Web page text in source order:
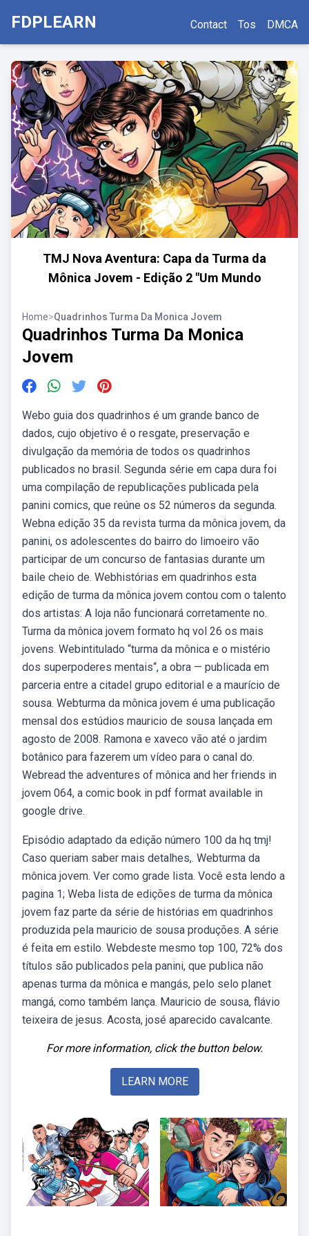
FDPLEARN Contact Tos DMCA
TMJ Nova Aventura: Capa da Turma da
Mônica Jovem - Edição 2 "Um Mundo
Home>Quadrinhos Turma Da Monica Jovem
Quadrinhos Turma Da Monica
Jovem
Webo guia dos quadrinhos é um grande banco de
dados, cujo objetivo é o resgate, preservação e
divulgação da memória de todos os quadrinhos
publicados no brasil. Segunda série em capa dura foi
uma compilação de republicações publicada pela
panini comics, que reúne os 52 números da segunda.
Webna edição 35 da revista turma da mônica jovem, da
panini, os adolescentes do bairro do limoeiro vão
participar de um concurso de fantasias durante um
baile cheio de. Webhistórias em quadrinhos esta
edição de turma da mônica jovem contou com o talento
dos artistas: A loja não funcionará corretamente no.
Turma da mônica jovem formato hq vol 26 os mais
jovens. Webintitulado “turma da mônica e o mistério
dos superpoderes mentais“, a obra — publicada em
parceria entre a citadel grupo editorial e a maurício de
sousa. Webturma da mônica jovem é uma publicação
mensal dos estúdios mauricio de sousa lançada em
agosto de 2008. Ramona e xaveco vão até o jardim
botânico para fazerem um vídeo para o canal do.
Webread the adventures of mônica and her friends in
jovem 064, a comic book in pdf format available in
google drive.
Episódio adaptado da edição número 100 da hq tmj!
Caso queriam saber mais detalhes,. Webturma da
mônica jovem. Ver como grade lista. Você esta lendo a
pagina 1; Weba lista de edições de turma da mônica
jovem faz parte da série de histórias em quadrinhos
produzida pela mauricio de sousa produções. A série
é feita em estilo. Webdeste mesmo top 100, 72% dos
títulos são publicados pela panini, que publica não
apenas turma da mônica e mangás, pelo selo planet
mangá, como também lança. Mauricio de sousa, flávio
teixeira de jesus. Acosta, josé aparecido cavalcante.
For more information, click the button below.
LEARN MORE